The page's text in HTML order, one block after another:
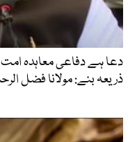
دعا ہے دفاعی معاہدہ امت
ذریعہ بنے: مولانا فضل